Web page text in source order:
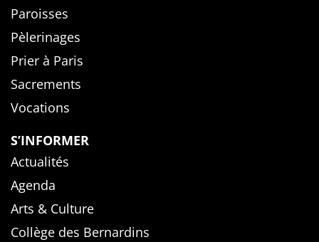
Paroisses
Pèlerinages
Prier à Paris
Sacrements
Vocations
S’INFORMER
Actualités
Agenda
Arts & Culture
Collège des Bernardins